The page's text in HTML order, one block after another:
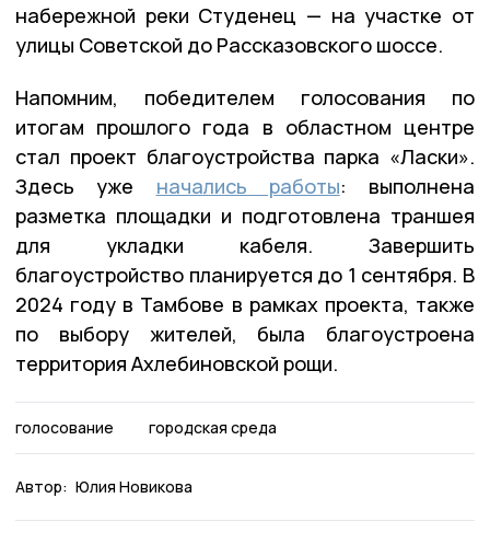
набережной реки Студенец — на участке от
улицы Советской до Рассказовского шоссе.
Напомним, победителем голосования по
итогам прошлого года в областном центре
стал проект благоустройства парка «Ласки».
Здесь уже начались работы: выполнена
разметка площадки и подготовлена траншея
для укладки кабеля. Завершить
благоустройство планируется до 1 сентября. В
2024 году в Тамбове в рамках проекта, также
по выбору жителей, была благоустроена
территория Ахлебиновской рощи.
голосование городская среда
Автор: Юлия Новикова